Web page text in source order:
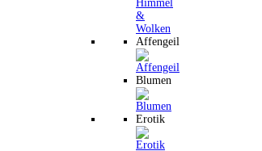
Affengeil
Blumen
Erotik